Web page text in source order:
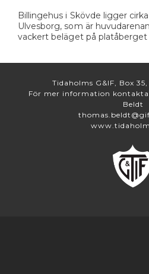
Billingehus i Skövde ligger
Ulvesborg, som är
vackert beläget på platåberget
Tidaholms G&IF, Box
För mer information
Beldt